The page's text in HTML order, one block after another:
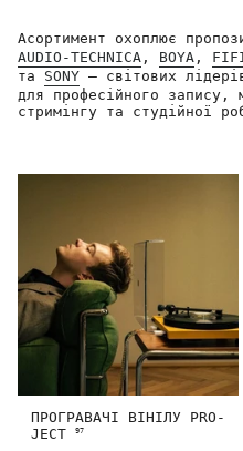
Асортимент охоплює
AUDIO-TECHNICA , BOYA ,
та SONY — світових
для професійного запису,
стримінгу та студійної
ПРОГРАВАЧІ ВІНІЛУ PRO-
JECT
97